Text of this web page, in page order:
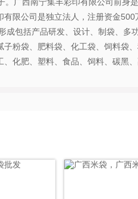
有限公司是独立法人，注册资金
成包括产品研发、设计、制袋、多
子粉袋、肥料袋、化工袋、饲料袋
化肥、塑料、食品、饲料、碳黑、